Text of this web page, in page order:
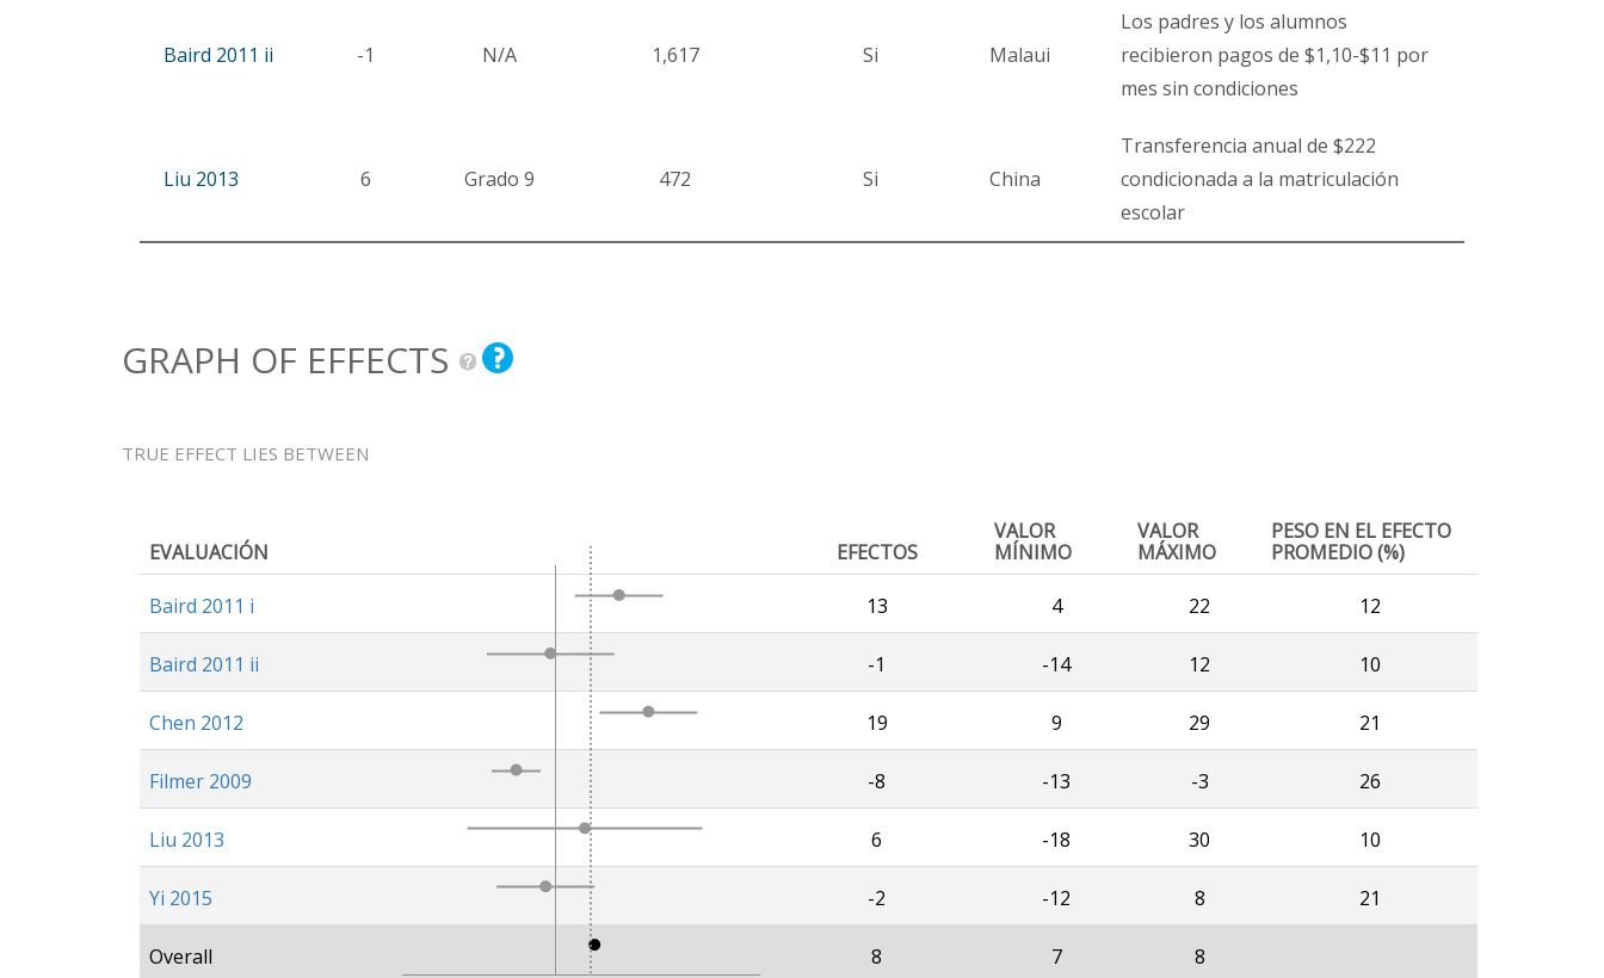
Baird 2011 ii -1 N/A 1,617 Si Malaui
Los padres y los alumnos
recibieron pagos de $1,10-$11 por
mes sin condiciones
Liu 2013 6 Grado 9 472 Si China
Transferencia anual de $222
condicionada a la matriculación
escolar
GRAPH OF EFFECTS
TRUE EFFECT LIES BETWEEN
EVALUACIÓN EFECTOS
VALOR
MÍNIMO
VALOR
MÁXIMO
PESO EN EL EFECTO
PROMEDIO (%)
Baird 2011 i 13 4 22 12
Baird 2011 ii -1 -14 12 10
Chen 2012 19 9 29 21
Filmer 2009 -8 -13 -3 26
Liu 2013 6 -18 30 10
Yi 2015 -2 -12 8 21
Overall 8 7 8